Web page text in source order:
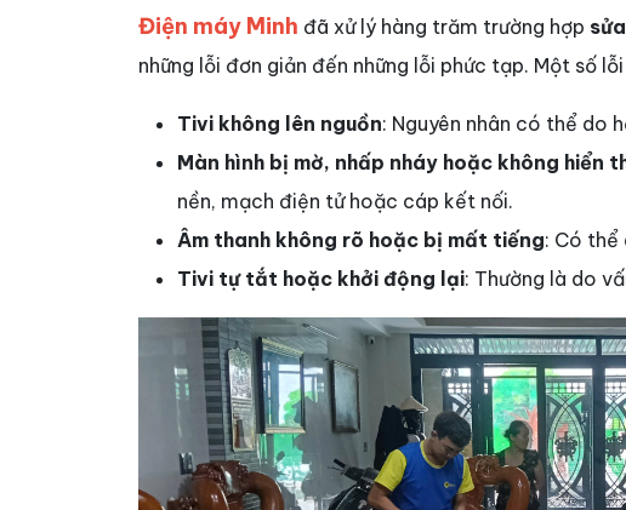
Điện máy Minh đã xử lý hàng trăm trường hợp
những lỗi đơn giản đến những lỗi phức tạp. Một số
Tivi không lên nguồn: Nguyên nhân có thể do
Màn hình bị mờ, nhấp nháy hoặc không hiển
nền, mạch điện tử hoặc cáp kết nối.
Âm thanh không rõ hoặc bị mất tiếng: Có thể
Tivi tự tắt hoặc khởi động lại: Thường là do